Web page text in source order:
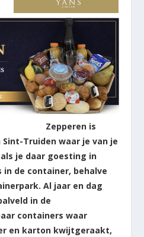
Zepperen is
Truiden waar je van je
je daar goesting in
de container, behalve
Al jaar en dag
in de
containers waar
en karton kwijtgeraakt,